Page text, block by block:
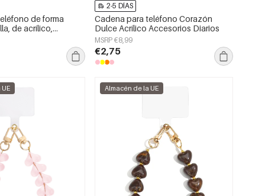
de forma
de acrílico,
diario.
2-5 DÍAS
Cadena para teléfono Corazón
Dulce Acrílico Accesorios Diarios
MSRP €8,99
€2,75
Almacén de la UE